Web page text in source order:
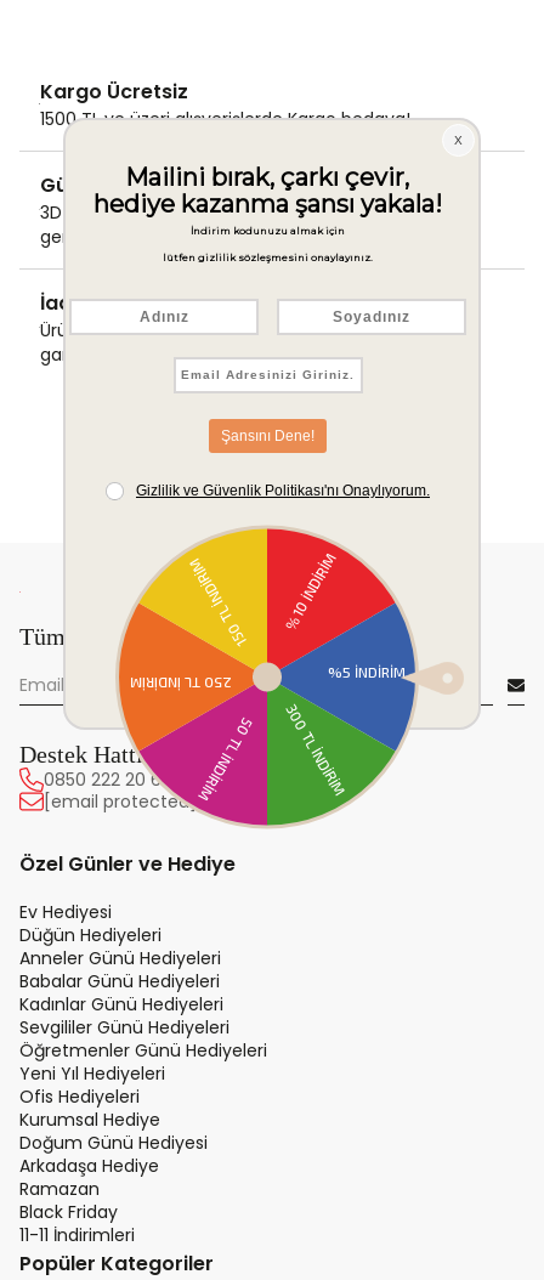
Kargo Ücretsiz
1500 TL ve üzeri alışverişlerde Kargo bedava!
Güvenli Ödeme
3D Secure ile güvenli ödemenizi
gerçekleştirin.
İade & Değişim Garantisi
Ürünlerinizde sorunsuz iade ve değişim
garantisi.
Tüm yeniliklerden önce sen haberdar ol!
Destek Hattı
0850 222 20 63
[email protected]
Özel Günler ve Hediye
Ev Hediyesi
Düğün Hediyeleri
Anneler Günü Hediyeleri
Babalar Günü Hediyeleri
Kadınlar Günü Hediyeleri
Sevgililer Günü Hediyeleri
Öğretmenler Günü Hediyeleri
Yeni Yıl Hediyeleri
Ofis Hediyeleri
Kurumsal Hediye
Doğum Günü Hediyesi
Arkadaşa Hediye
Ramazan
Black Friday
11-11 İndirimleri
Popüler Kategoriler